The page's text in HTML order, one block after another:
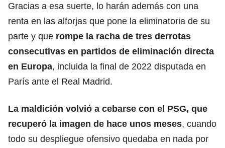
Gracias a esa suerte, lo harán además con una
renta en las alforjas que pone la eliminatoria de su
parte y que rompe la racha de tres derrotas
consecutivas en partidos de eliminación directa
en Europa, incluida la final de 2022 disputada en
París ante el Real Madrid.
La maldición volvió a cebarse con el PSG, que
recuperó la imagen de hace unos meses, cuando
todo su despliegue ofensivo quedaba en nada por